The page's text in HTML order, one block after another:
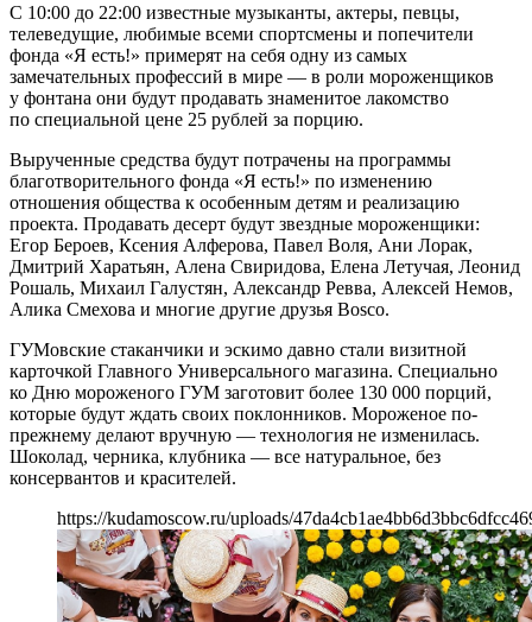
С 10:00 до 22:00 известные музыканты, актеры, певцы,
телеведущие, любимые всеми спортсмены и попечители
фонда «Я есть!» примерят на себя одну из самых
замечательных профессий в мире — в роли мороженщиков
у фонтана они будут продавать знаменитое лакомство
по специальной цене 25 рублей за порцию.
Вырученные средства будут потрачены на программы
благотворительного фонда «Я есть!» по изменению
отношения общества к особенным детям и реализацию
проекта. Продавать десерт будут звездные мороженщики:
Егор Бероев, Ксения Алферова, Павел Воля, Ани Лорак,
Дмитрий Харатьян, Алена Свиридова, Елена Летучая, Леонид
Рошаль, Михаил Галустян, Александр Ревва, Алексей Немов,
Алика Смехова и многие другие друзья Bosco.
ГУМовские стаканчики и эскимо давно стали визитной
карточкой Главного Универсального магазина. Специально
ко Дню мороженого ГУМ заготовит более 130 000 порций,
которые будут ждать своих поклонников. Мороженое по-
прежнему делают вручную — технология не изменилась.
Шоколад, черника, клубника — все натуральное, без
консервантов и красителей.
https://kudamoscow.ru/uploads/